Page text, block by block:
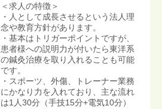
＜求人の特徴＞
・人として成長させるという法人理
念や教育方針があります。
・基本はトリガーポイントですが、
患者様への説明力が付いたら東洋系
の鍼灸治療を取り入れることも可能
です。
・スポーツ、外傷、トレーナー業務
にかなり力を入れており、主な流れ
は1人30分（手技15分+電気10分）